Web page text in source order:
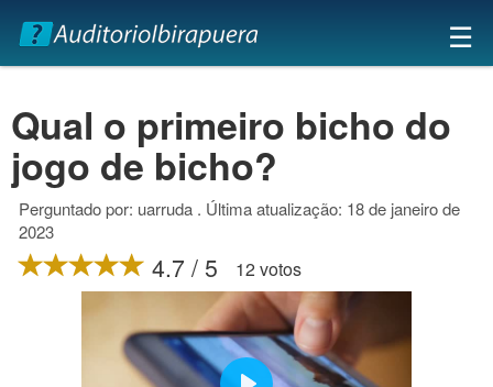
×
☰
Qual o primeiro bicho do
jogo de bicho?
Perguntado por: uarruda . Última atualização: 18 de janeiro de
2023
4.7 / 5 12 votos